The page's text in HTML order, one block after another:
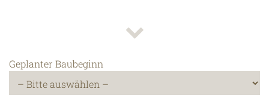
Geplanter Baubeginn